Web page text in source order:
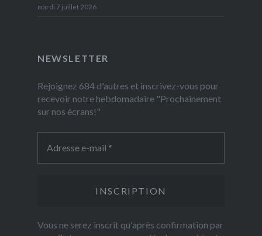
mardi 7 juillet 2026
NEWSLETTER
Rejoignez 684 d'autres et inscrivez-vous pour
recevoir notre hebdomadaire "Prochainement
sur nos écrans!"
Vous ne serez inscrit qu'après confirmation par